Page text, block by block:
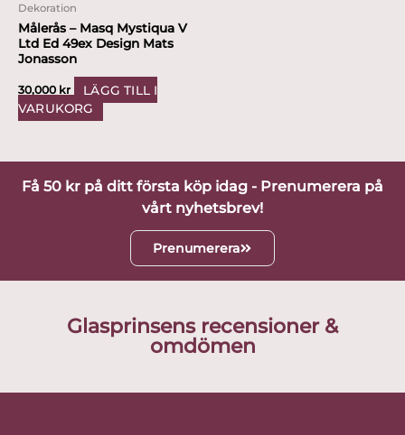
Dekoration
Målerås – Masq Mystiqua V
Ltd Ed 49ex Design Mats
Jonasson
30,000 kr
LÄGG TILL I
VARUKORG
Få 50 kr på ditt första köp idag - Prenumerera på
vårt nyhetsbrev!
Prenumerera
Glasprinsens recensioner &
omdömen